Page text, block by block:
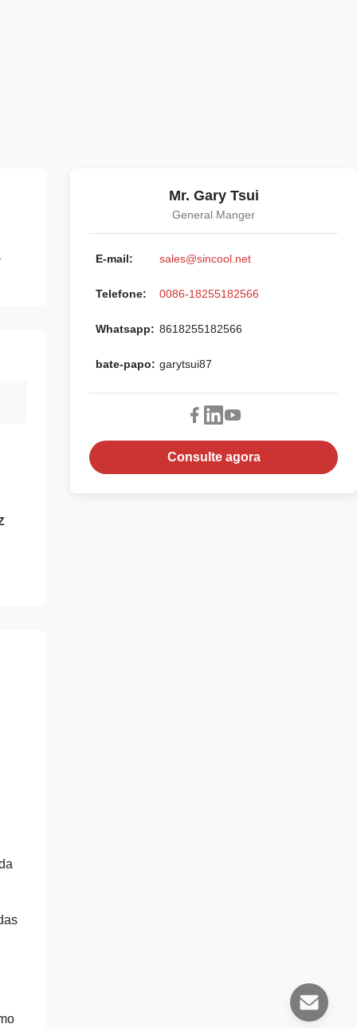
Mr. Gary Tsui
General Manger
E-mail: sales@sincool.net
Telefone: 0086-18255182566
Whatsapp: 8618255182566
bate-papo: garytsui87
Consulte agora